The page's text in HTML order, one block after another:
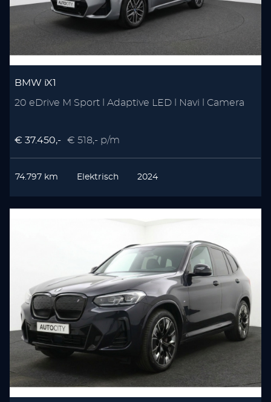
BMW iX1
20 eDrive M Sport l Adaptive LED l Navi l Camera
€ 37.450,- € 518,- p/m
74.797 km Elektrisch 2024